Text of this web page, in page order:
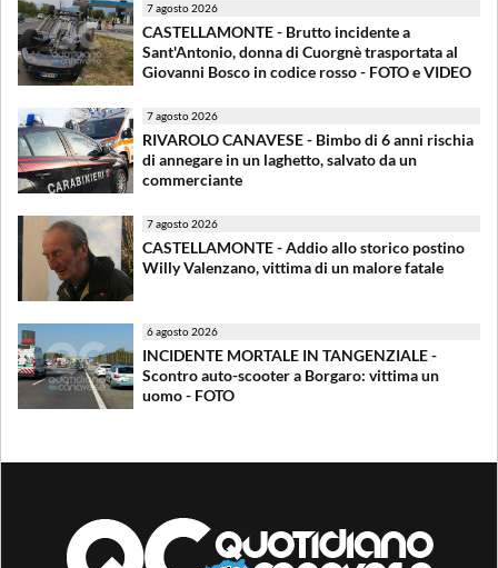
7 agosto 2026
CASTELLAMONTE - Brutto incidente a
Sant'Antonio, donna di Cuorgnè trasportata al
Giovanni Bosco in codice rosso - FOTO e VIDEO
7 agosto 2026
RIVAROLO CANAVESE - Bimbo di 6 anni rischia
di annegare in un laghetto, salvato da un
commerciante
7 agosto 2026
CASTELLAMONTE - Addio allo storico postino
Willy Valenzano, vittima di un malore fatale
6 agosto 2026
INCIDENTE MORTALE IN TANGENZIALE -
Scontro auto-scooter a Borgaro: vittima un
uomo - FOTO